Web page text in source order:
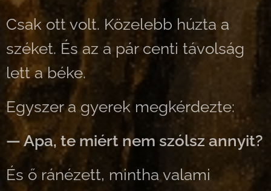
Csak ott volt. Közelebb húzta a
széket. És az a pár centi távolság
lett a béke.
Egyszer a gyerek megkérdezte:
— Apa, te miért nem szólsz annyit?
És ő ránézett, mintha valami